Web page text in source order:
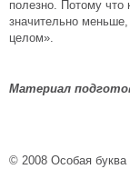
полезно. Потому
значительно
целом».
Материал
© 2008 Особая